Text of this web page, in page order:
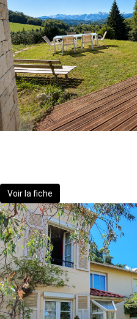
Voir la fiche